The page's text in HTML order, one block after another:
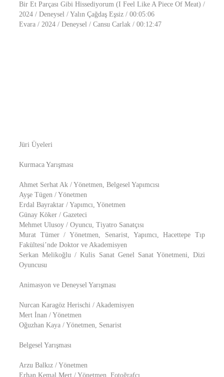
Bir Et Parçası Gibi Hissediyorum (I Feel Like A Piece Of Meat) /
2024 / Deneysel / Yalın Çağdaş Eşsiz / 00:05:06
Evara / 2024 / Deneysel / Cansu Carlak / 00:12:47
Jüri Üyeleri
Kurmaca Yarışması
Ahmet Serhat Ak / Yönetmen, Belgesel Yapımcısı
Ayşe Tügen / Yönetmen
Erdal Bayraktar / Yapımcı, Yönetmen
Günay Köker / Gazeteci
Mehmet Ulusoy / Oyuncu, Tiyatro Sanatçısı
Murat Tümer / Yönetmen, Senarist, Yapımcı, Hacettepe Tıp
Fakültesi’nde Doktor ve Akademisyen
Serkan Melikoğlu / Kulis Sanat Genel Sanat Yönetmeni, Dizi
Oyuncusu
Animasyon ve Deneysel Yarışması
Nurcan Karagöz Herischi / Akademisyen
Mert İnan / Yönetmen
Oğuzhan Kaya / Yönetmen, Senarist
Belgesel Yarışması
Arzu Balkız / Yönetmen
Erhan Kemal Mert / Yönetmen, Fotoğrafçı